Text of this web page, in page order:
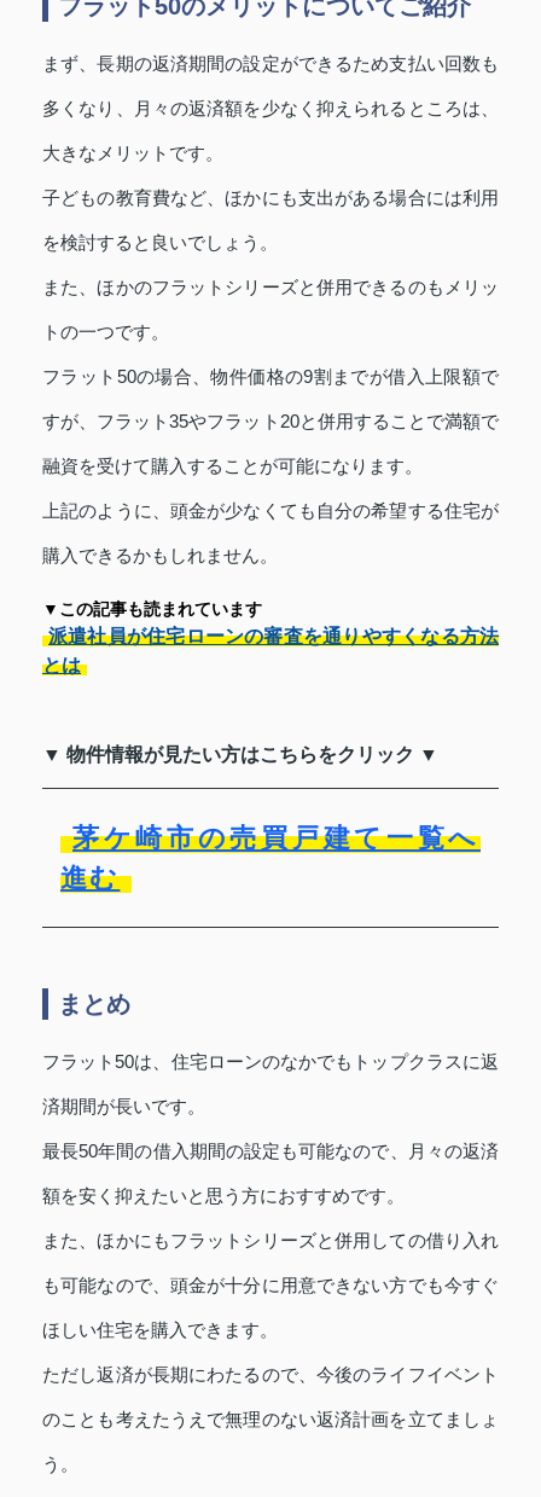
フラット50のメリットについてご紹介
まず、長期の返済期間の設定ができるため支払い回数も
多くなり、月々の返済額を少なく抑えられるところは、
大きなメリットです。
子どもの教育費など、ほかにも支出がある場合には利用
を検討すると良いでしょう。
また、ほかのフラットシリーズと併用できるのもメリッ
トの一つです。
フラット50の場合、物件価格の9割までが借入上限額で
すが、フラット35やフラット20と併用することで満額で
融資を受けて購入することが可能になります。
上記のように、頭金が少なくても自分の希望する住宅が
購入できるかもしれません。
▼この記事も読まれています
派遣社員が住宅ローンの審査を通りやすくなる方法
とは
▼ 物件情報が見たい方はこちらをクリック ▼
茅ケ崎市の売買戸建て一覧へ
進む
まとめ
フラット50は、住宅ローンのなかでもトップクラスに返
済期間が長いです。
最長50年間の借入期間の設定も可能なので、月々の返済
額を安く抑えたいと思う方におすすめです。
また、ほかにもフラットシリーズと併用しての借り入れ
も可能なので、頭金が十分に用意できない方でも今すぐ
ほしい住宅を購入できます。
ただし返済が長期にわたるので、今後のライフイベント
のことも考えたうえで無理のない返済計画を立てましょ
う。